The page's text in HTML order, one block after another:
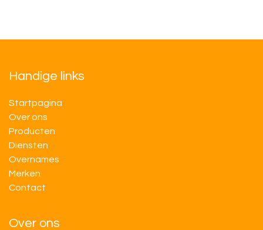
Handige links
Startpagina
Over ons
Producten
Diensten
Overnames
M​​erken
Contact
Over ons